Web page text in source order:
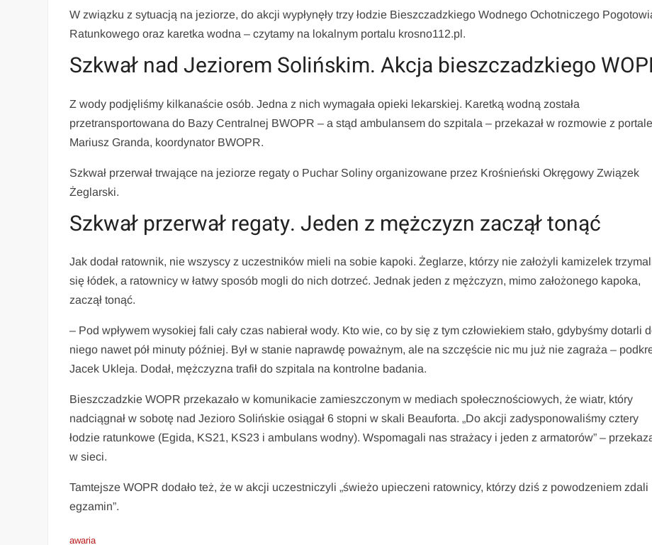
W związku z sytuacją na jeziorze, do akcji wypłynęły trzy łodzie Bieszczadzkiego Wodnego Ochotniczego
Ratunkowego oraz karetka wodna – czytamy na lokalnym portalu krosno112.pl.
Szkwał nad Jeziorem Solińskim. Akcja bieszczadzkiego
Z wody podjęliśmy kilkanaście osób. Jedna z nich wymagała opieki lekarskiej. Karetką wodną została
przetransportowana do Bazy Centralnej BWOPR – a stąd ambulansem do szpitala – przekazał w rozmowie z
Mariusz Granda, koordynator BWOPR.
Szkwał przerwał trwające na jeziorze regaty o Puchar Soliny organizowane przez Krośnieński Okręgowy Związek
Żeglarski.
Szkwał przerwał regaty. Jeden z mężczyzn zaczął tonąć
Jak dodał ratownik, nie wszyscy z uczestników mieli na sobie kapoki. Żeglarze, którzy nie założyli kamizelek
się łódek, a ratownicy w łatwy sposób mogli do nich dotrzeć. Jednak jeden z mężczyzn, mimo założonego kapoka,
zaczął tonąć.
– Pod wpływem wysokiej fali cały czas nabierał wody. Kto wie, co by się z tym człowiekiem stało, gdybyśmy dotarli
niego nawet pół minuty później. Był w stanie naprawdę poważnym, ale na szczęście nic mu już nie zagraża –
Jacek Ukleja. Dodał, mężczyzna trafił do szpitala na kontrolne badania.
Bieszczadzkie WOPR przekazało w komunikacie zamieszczonym w mediach społecznościowych, że wiatr, który
nadciągnał w sobotę nad Jezioro Solińskie osiągał 6 stopni w skali Beauforta. „Do akcji zadysponowaliśmy cztery
łodzie ratunkowe (Egida, KS21, KS23 i ambulans wodny). Wspomagali nas strażacy i jeden z armatorów” –
w sieci.
Tamtejsze WOPR dodało też, że w akcji uczestniczyli „świeżo upieczeni ratownicy, którzy dziś z powodzeniem zdali
egzamin”.
awaria